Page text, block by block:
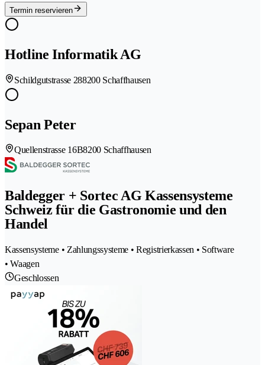
Termin reservieren
Hotline Informatik AG
Schildgutstrasse 288200 Schaffhausen
Sepan Peter
Quellenstrasse 16B8200 Schaffhausen
Baldegger + Sortec AG Kassensysteme
Schweiz für die Gastronomie und den
Handel
Kassensysteme • Zahlungssysteme • Registrierkassen • Software
• Waagen
Geschlossen